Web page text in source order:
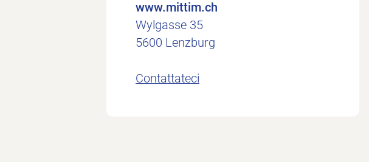
www.mittim.ch
Wylgasse 35
5600 Lenzburg
Contattateci